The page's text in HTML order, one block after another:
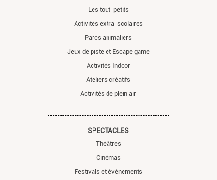
Les tout-petits
Activités extra-scolaires
Parcs animaliers
Jeux de piste et Escape game
Activités Indoor
Ateliers créatifs
Activités de plein air
SPECTACLES
Théâtres
Cinémas
Festivals et événements